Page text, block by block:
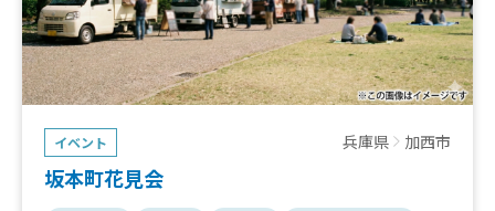
イベント 兵庫県 加西市
坂本町花見会